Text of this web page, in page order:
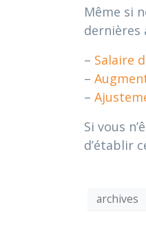
Même si
dernières
– Salaire
–
–
Si vous
d’établir
archives